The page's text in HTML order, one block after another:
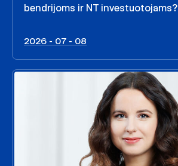
bendrijoms ir NT investuotojams?
2026 - 07 - 08